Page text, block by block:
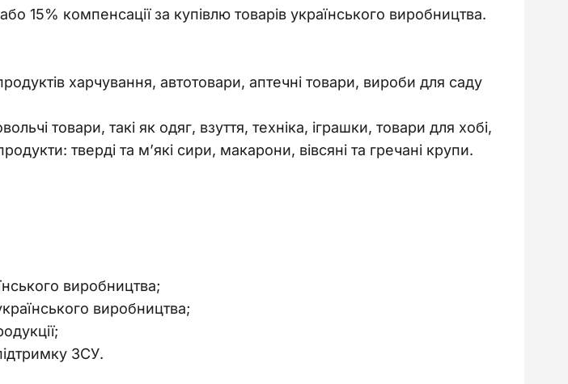
15% компенсації за купівлю товарів українського виробництва.
харчування, автотовари, аптечні товари, вироби для саду
товари, такі як одяг, взуття, техніка, іграшки, товари для хобі,
тверді та м’які сири, макарони, вівсяні та гречані крупи.
виробництва;
виробництва;
ЗСУ.